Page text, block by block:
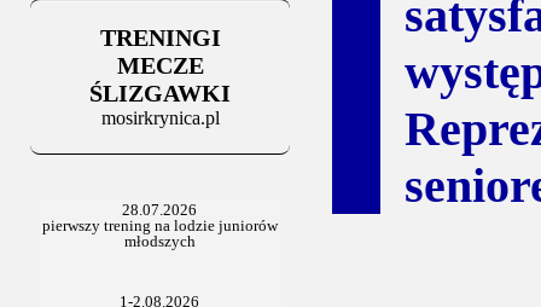
06.07.2025
Stowarzyszenie po Walnym
TRENINGI
MECZE
ŚLIZGAWKI
mosirkrynica.pl